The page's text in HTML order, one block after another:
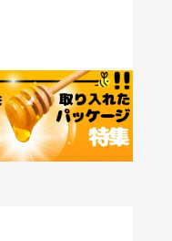
ツ】を取り入れたおしゃ
デザイン